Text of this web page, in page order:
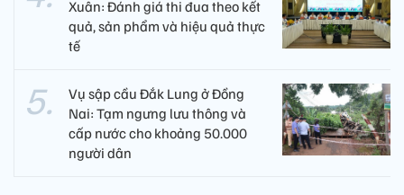
Xuân: Đánh giá thi đua theo kết
quả, sản phẩm và hiệu quả thực
tế
Vụ sập cầu Đắk Lung ở Đồng
Nai: Tạm ngưng lưu thông và
cấp nước cho khoảng 50.000
người dân